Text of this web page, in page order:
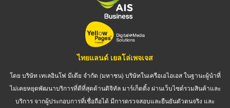
ไทยแลนด์ เยลโล่เพจเจส
โดย บริษัท เทเลอินโฟ มีเดีย จำกัด (มหาชน) บริษัทในเครือเอไอเอส ในฐานะผู้นำที่
ไม่เคยหยุดพัฒนาบริการที่ดีที่สุดด้านดิจิทัล มาร์เก็ตติ้ง ผ่านเว็บไซต์รวมสินค้าและ
บริการ จากผู้ประกอบการที่เชื่อถือได้ มีการตรวจสอบและยืนยันตัวตนจริง และ